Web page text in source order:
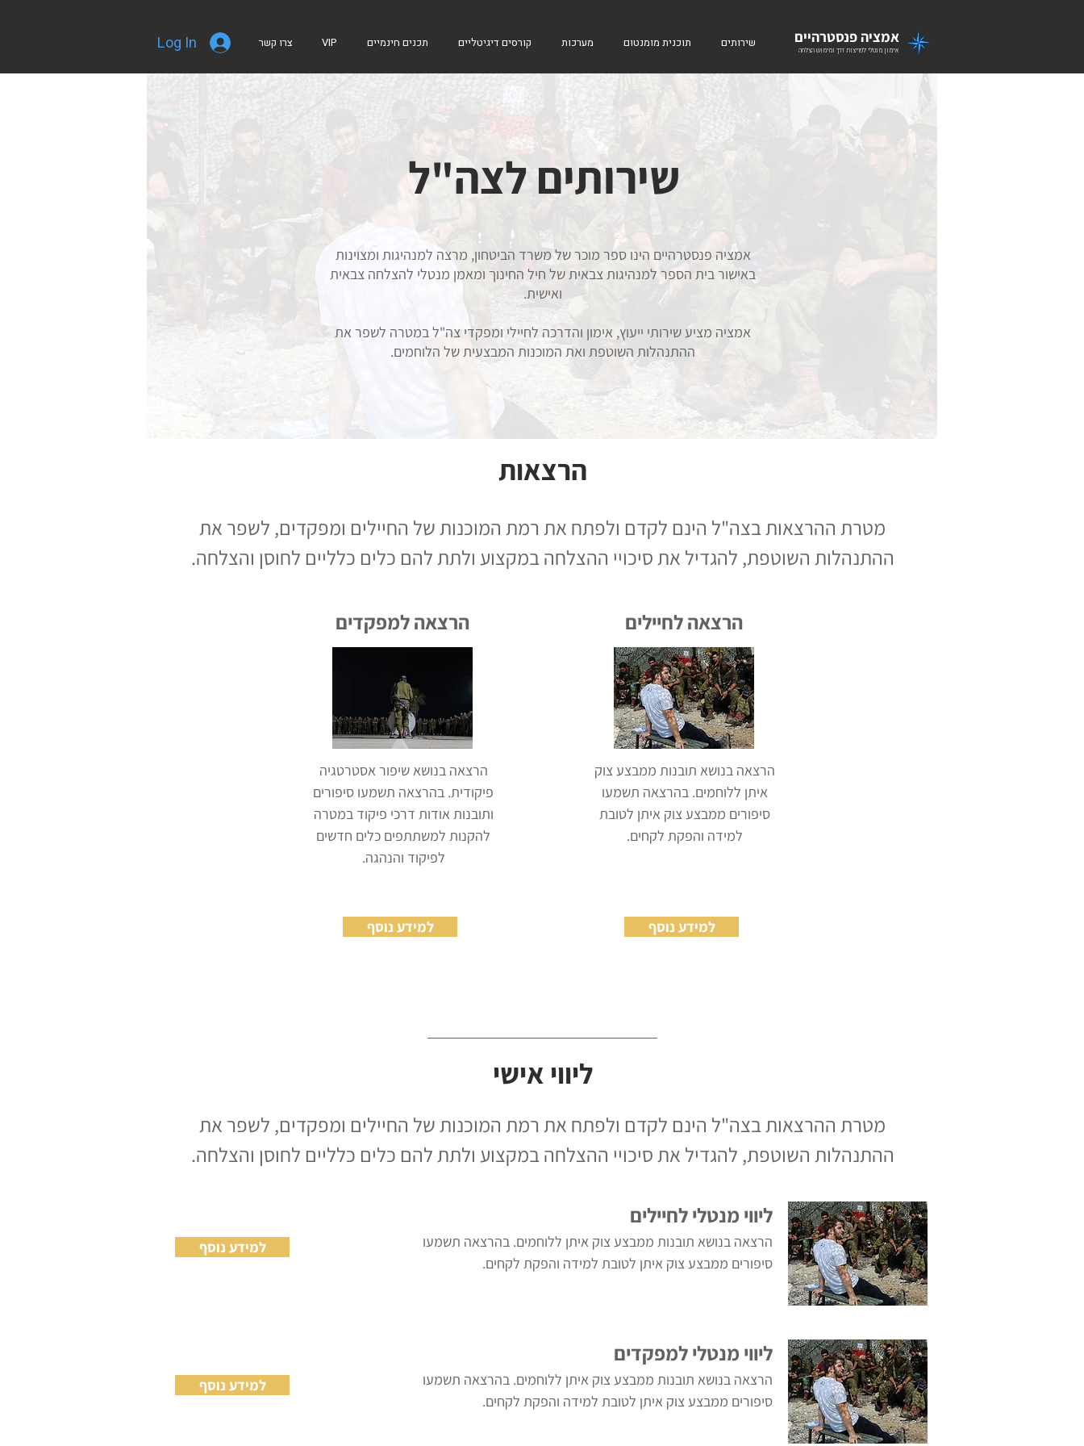
Log In שירותים תוכנית מומנטום מערכות קורסים דיגיטליים תכנים חינמיים VIP צרו קשר אמציה פנסטרהיים
אימון מנטלי לפריצות דרך ומימוש הצלחה
שירותים לצה"ל
אמציה פנסטרהיים הינו ספר מוכר של משרד הביטחון, מרצה למנהיגות ומצוינות
באישור בית הספר למנהיגות צבאית של חיל החינוך ומאמן מנטלי להצלחה צבאית
ואישית.
אמציה מציע שירותי ייעוץ, אימון והדרכה לחיילי ומפקדי צה"ל במטרה לשפר את
ההתנהלות השוטפת ואת המוכנות המבצעית של הלוחמים.
הרצאות
מטרת ההרצאות בצה"ל הינם לקדם ולפתח את רמת המוכנות של החיילים ומפקדים, לשפר את
ההתנהלות השוטפת, להגדיל את סיכויי ההצלחה במקצוע ולתת להם כלים כלליים לחוסן והצלחה.
הרצאה למפקדים
הרצאה בנושא שיפור אסטרטגיה
פיקודית. בהרצאה תשמעו סיפורים
ותובנות אודות דרכי פיקוד במטרה
להקנות למשתתפים כלים חדשים
לפיקוד והנהגה.
למידע נוסף
הרצאה לחיילים
הרצאה בנושא תובנות ממבצע צוק
איתן ללוחמים. בהרצאה תשמעו
סיפורים ממבצע צוק איתן לטובת
למידה והפקת לקחים.
למידע נוסף
ליווי אישי
מטרת ההרצאות בצה"ל הינם לקדם ולפתח את רמת המוכנות של החיילים ומפקדים, לשפר את
ההתנהלות השוטפת, להגדיל את סיכויי ההצלחה במקצוע ולתת להם כלים כלליים לחוסן והצלחה.
למידע נוסף
ליווי מנטלי לחיילים
הרצאה בנושא תובנות ממבצע צוק איתן ללוחמים. בהרצאה תשמעו
סיפורים ממבצע צוק איתן לטובת למידה והפקת לקחים.
למידע נוסף
ליווי מנטלי למפקדים
הרצאה בנושא תובנות ממבצע צוק איתן ללוחמים. בהרצאה תשמעו
סיפורים ממבצע צוק איתן לטובת למידה והפקת לקחים.